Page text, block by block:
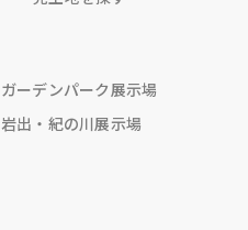
ガーデンパーク展示場
岩出・紀の川展示場